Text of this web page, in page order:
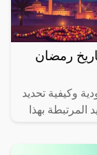
لتاريخ رمضان
2025 في السعودية وكيفية تحديد
المرتبطة بهذا